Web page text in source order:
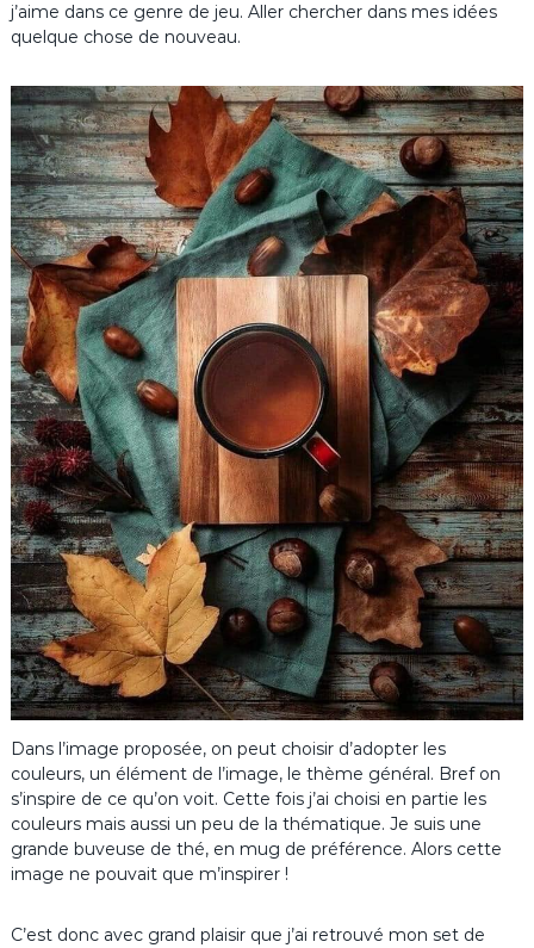
j’aime dans ce genre de jeu. Aller chercher dans mes idées
quelque chose de nouveau.
Dans l’image proposée, on peut choisir d’adopter les
couleurs, un élément de l’image, le thème général. Bref on
s’inspire de ce qu’on voit. Cette fois j’ai choisi en partie les
couleurs mais aussi un peu de la thématique. Je suis une
grande buveuse de thé, en mug de préférence. Alors cette
image ne pouvait que m’inspirer !
C’est donc avec grand plaisir que j’ai retrouvé mon set de